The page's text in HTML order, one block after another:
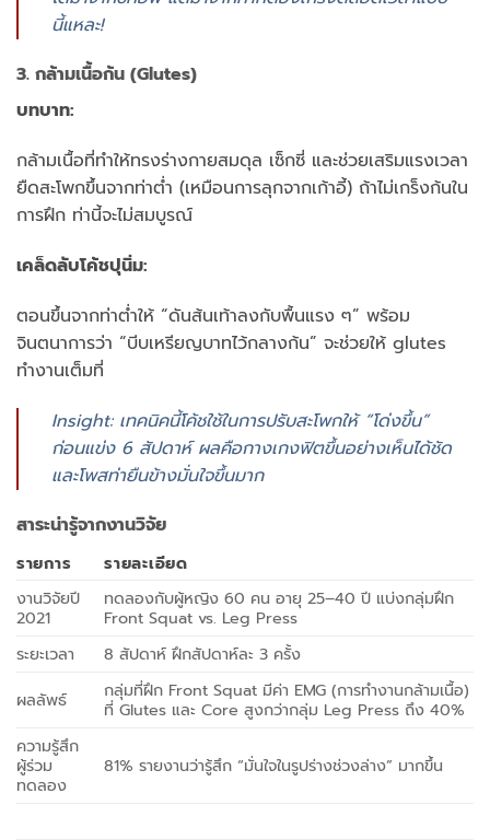
นี้แหละ!
3. กล้ามเนื้อก้น (Glutes)
บทบาท:
กล้ามเนื้อที่ทำให้ทรงร่างกายสมดุล เซ็กซี่ และช่วยเสริมแรงเวลา
ยืดสะโพกขึ้นจากท่าต่ำ (เหมือนการลุกจากเก้าอี้) ถ้าไม่เกร็งก้นใน
การฝึก ท่านี้จะไม่สมบูรณ์
เคล็ดลับโค้ชปุนิ่ม:
ตอนขึ้นจากท่าต่ำให้ “ดันส้นเท้าลงกับพื้นแรง ๆ” พร้อม
จินตนาการว่า “บีบเหรียญบาทไว้กลางก้น” จะช่วยให้ glutes
ทำงานเต็มที่
Insight: เทคนิคนี้โค้ชใช้ในการปรับสะโพกให้ “โด่งขึ้น”
ก่อนแข่ง 6 สัปดาห์ ผลคือกางเกงฟิตขึ้นอย่างเห็นได้ชัด
และโพสท่ายืนข้างมั่นใจขึ้นมาก
สาระน่ารู้จากงานวิจัย
รายการ
รายละเอียด
งานวิจัยปี
2021
ทดลองกับผู้หญิง 60 คน อายุ 25–40 ปี แบ่งกลุ่มฝึก
Front Squat vs. Leg Press
ระยะเวลา
8 สัปดาห์ ฝึกสัปดาห์ละ 3 ครั้ง
ผลลัพธ์
กลุ่มที่ฝึก Front Squat มีค่า EMG (การทำงานกล้ามเนื้อ)
ที่ Glutes และ Core สูงกว่ากลุ่ม Leg Press ถึง 40%
ความรู้สึก
ผู้ร่วม
ทดลอง
81% รายงานว่ารู้สึก “มั่นใจในรูปร่างช่วงล่าง” มากขึ้น